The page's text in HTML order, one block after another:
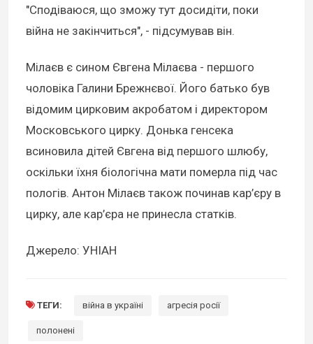
"Сподіваюся, що зможу тут досидіти, поки
війна не закінчиться", - підсумував він.
Мілаєв є сином Євгена Мілаєва - першого
чоловіка Галини Брежнєвої. Його батько був
відомим цирковим акробатом і директором
Московського цирку. Донька генсека
всиновила дітей Євгена від першого шлюбу,
оскільки їхня біологічна мати померла під час
пологів. Антон Мілаєв також починав кар’єру в
цирку, але кар’єра не принесла статків.
Джерело: УНІАН
ТЕГИ: війна в україні агресія росії
полонені